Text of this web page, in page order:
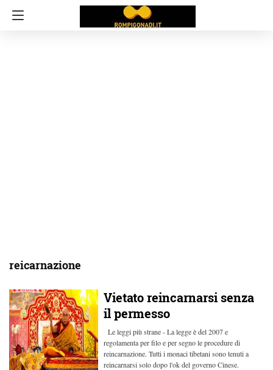
reicarnazione
Vietato reincarnarsi senza
il permesso
Le leggi più strane - La legge è del 2007 e
regolamenta per filo e per segno le procedure di
reincarnazione. Tutti i monaci tibetani sono tenuti a
reincarnarsi solo dopo l'ok del governo Cinese.